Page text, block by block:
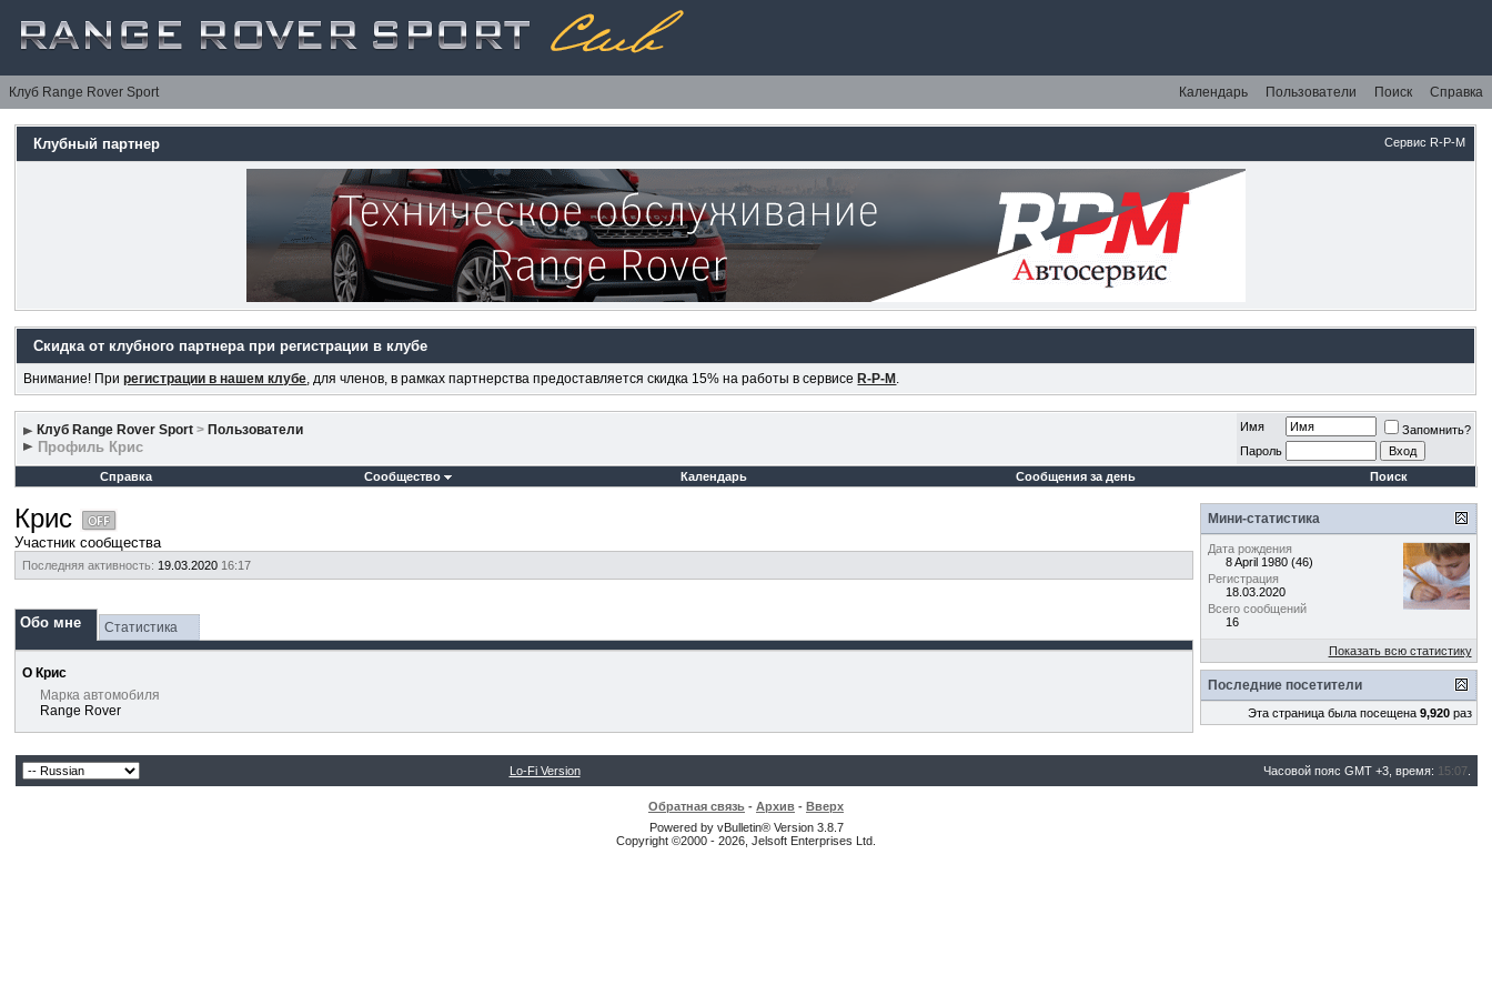
Клуб Range Rover Sport Календарь Пользователи Поиск Справка
Сервис R-P-M
Клубный партнер
Скидка от клубного партнера при регистрации в клубе
Внимание! Прирегистрации в нашем клубе, для членов, в рамках партнерства предоставляется скидка 15% на работы в сервисе R-P-M .
Клуб Range Rover Sport > Пользователи
Профиль Крис
Имя
Запомнить?
Пароль
Справка
Сообщество Календарь Сообщения за день Поиск
Крис
Участник сообщества
Последняя активность: 19.03.2020 16:17
Обо мне Статистика
О Крис
Марка автомобиля
Range Rover
Мини-статистика
Дата рождения
8 April 1980 (46)
Регистрация
18.03.2020
Всего сообщений
16
Показать всю статистику
Последние посетители
Эта страница была посещена 9,920раз
Lo-Fi Version Часовой пояс GMT +3, время: 15:07
Обратная связь - Архив - Вверх
Powered by vBulletin® Version 3.8.7
Copyright ©2000 - 2026, Jelsoft Enterprises Ltd.